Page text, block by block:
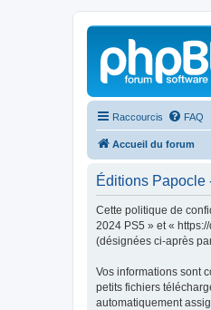
Raccourcis FAQ
Accueil du forum
Éditions Papocle
Cette politique de
2024 PS5 » et «
(désignées ci-après
Vos informations sont
petits fichiers
automatiquement